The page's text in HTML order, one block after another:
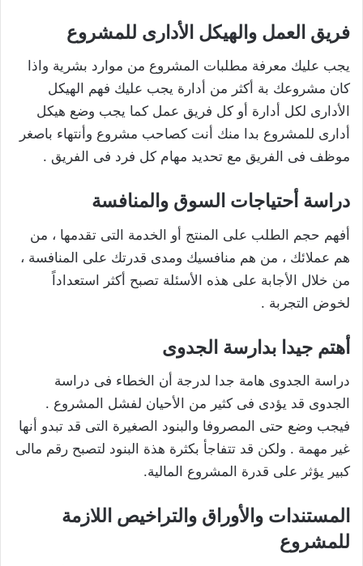
فريق العمل والهيكل الأدارى للمشروع
يجب عليك معرفة مطلبات المشروع من موارد بشرية واذا
كان مشروعك بة أكثر من أدارة يجب عليك فهم الهيكل
الأدارى لكل أدارة أو كل فريق عمل كما يجب وضع هيكل
أدارى للمشروع بدا منك أنت كصاحب مشروع وأنتهاء باصغر
موظف فى الفريق مع تحديد مهام كل فرد فى الفريق .
دراسة أحتياجات السوق والمنافسة
أفهم حجم الطلب على المنتج أو الخدمة التى تقدمها ، من
هم عملائك ، من هم منافسيك ومدى قدرتك على المنافسة ،
من خلال الأجابة على هذه الأسئلة تصبح أكثر استعداداً
لخوض التجربة .
أهتم جيدا بدارسة الجدوى
دراسة الجدوى هامة جدا لدرجة أن الخطاء فى دراسة
الجدوى قد يؤدى فى كثير من الأحيان لفشل المشروع .
فيجب وضع حتى المصروفا والبنود الصغيرة التى قد تبدو أنها
غير مهمة . ولكن قد تتفاجأ بكثرة هذة البنود لتصبح رقم مالى
كبير يؤثر على قدرة المشروع المالية.
المستندات والأوراق والتراخيص اللازمة
للمشروع